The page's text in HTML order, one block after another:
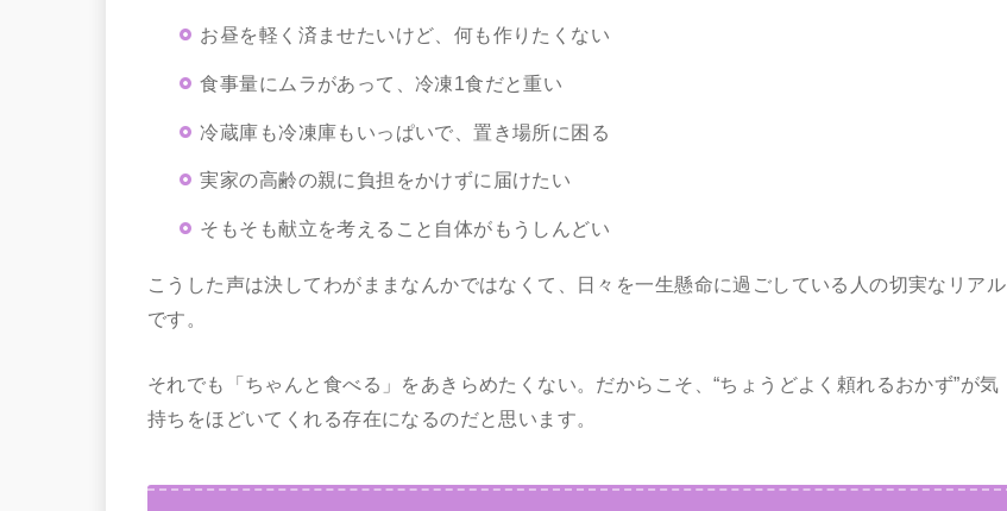
お昼を軽く済ませたいけど、何も作りたくない
食事量にムラがあって、冷凍1食だと重い
冷蔵庫も冷凍庫もいっぱいで、置き場所に困る
実家の高齢の親に負担をかけずに届けたい
そもそも献立を考えること自体がもうしんどい
こうした声は決してわがままなんかではなくて、日々を一生懸命に過ごしている人の切実なリアル
です。
それでも「ちゃんと食べる」をあきらめたくない。だからこそ、“ちょうどよく頼れるおかず”が気
持ちをほどいてくれる存在になるのだと思います。